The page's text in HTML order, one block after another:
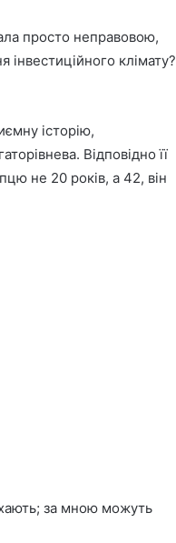
просто неправовою,
клімату?
історію,
Відповідно її
не 20 років, а 42, він
за мною можуть